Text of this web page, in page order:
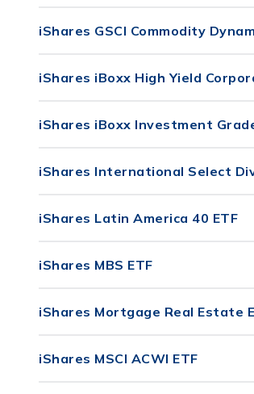
iShares GSCI Commodity
iShares iBoxx High Yield
iShares iBoxx Investment
iShares International Select
iShares Latin America 40 ETF
iShares MBS ETF
iShares Mortgage Real Estate
iShares MSCI ACWI ETF